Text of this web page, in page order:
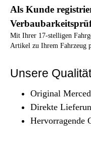
Als Kunde
Mit Ihrer 17-stelligen
Artikel zu Ihrem Fahrzeug
Unsere
Original
Direkte
Hervorragende